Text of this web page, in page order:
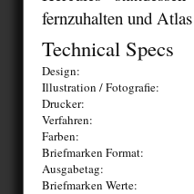
fernzuhalten und
Technical Specs
Design:
Illustration / Fotografie:
Drucker:
Verfahren:
Farben:
Briefmarken Format:
Ausgabetag:
Briefmarken Werte: